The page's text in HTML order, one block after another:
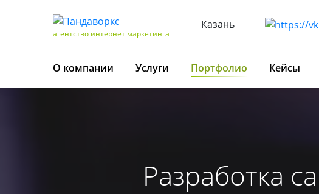
агентство интернет маркетинга
Казань
О компании Услуги Портфолио Кейсы
Разработка